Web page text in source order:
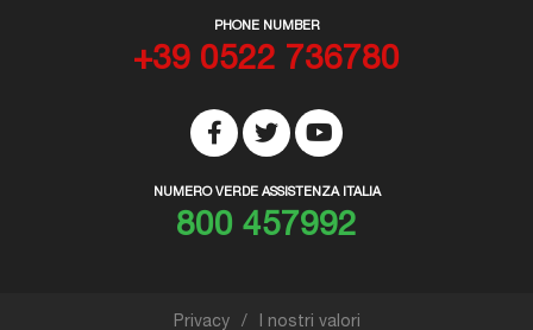
PHONE NUMBER
+39 0522 736780
NUMERO VERDE ASSISTENZA ITALIA
800 457992
Privacy I nostri valori